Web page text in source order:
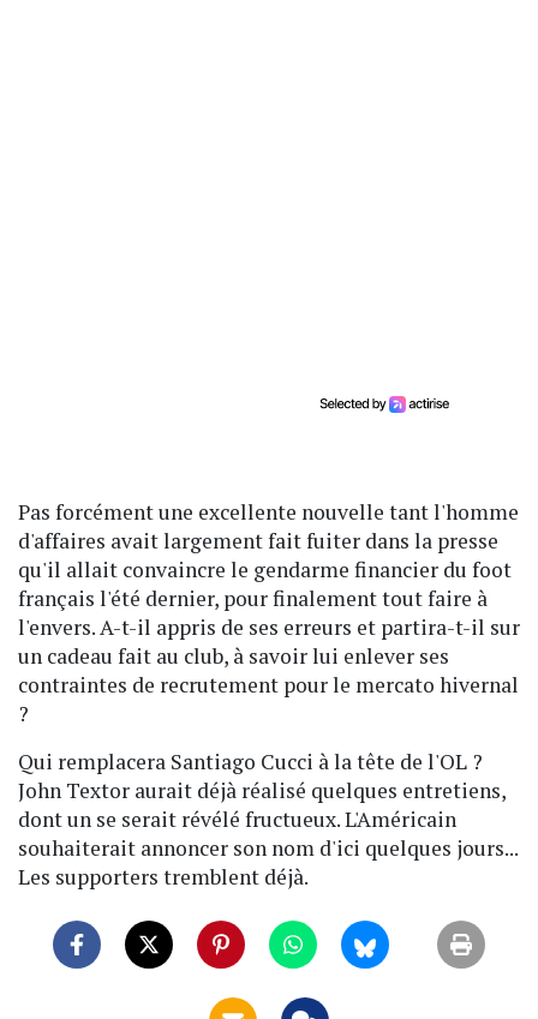
Pas forcément une excellente nouvelle tant l'homme
d'affaires avait largement fait fuiter dans la presse
qu'il allait convaincre le gendarme financier du foot
français l'été dernier, pour finalement tout faire à
l'envers. A-t-il appris de ses erreurs et partira-t-il sur
un cadeau fait au club, à savoir lui enlever ses
contraintes de recrutement pour le mercato hivernal
?
Qui remplacera Santiago Cucci à la tête de l'OL ?
John Textor aurait déjà réalisé quelques entretiens,
dont un se serait révélé fructueux. L'Américain
souhaiterait annoncer son nom d'ici quelques jours...
Les supporters tremblent déjà.